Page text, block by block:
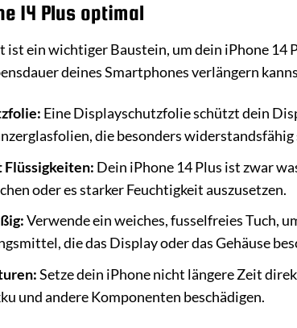
14 Plus optimal
ist ein wichtiger Baustein, um dein iPhone 14
deines Smartphones verlängern
Eine Displayschutzfolie schützt dein
die besonders widerstandsfähig
Flüssigkeiten: Dein iPhone 14 Plus ist zwar
oder es starker Feuchtigkeit auszusetzen.
Verwende ein weiches, fusselfreies Tuch,
die das Display oder das Gehäuse
Setze dein iPhone nicht längere Zeit
und andere Komponenten beschädigen.